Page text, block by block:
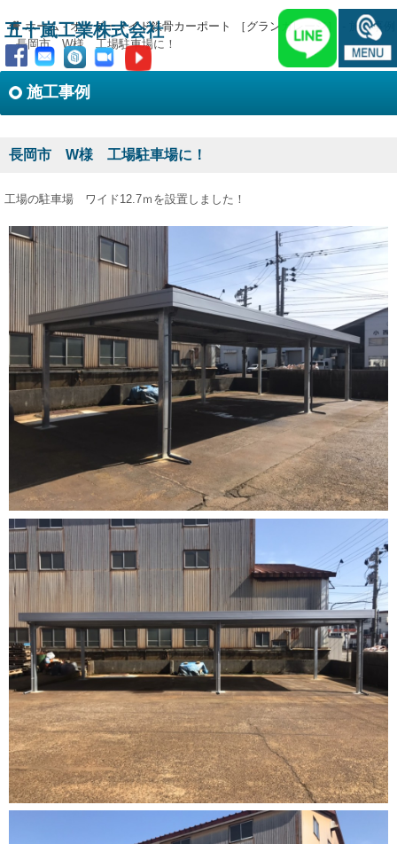
五十嵐工業株式会社
ホーム-オーダーメイド鉄骨カーポート ［グランガレージ］
施工事例
-長岡市 W様 工場駐車場に！
施工事例
長岡市 W様 工場駐車場に！
工場の駐車場 ワイド12.7ｍを設置しました！